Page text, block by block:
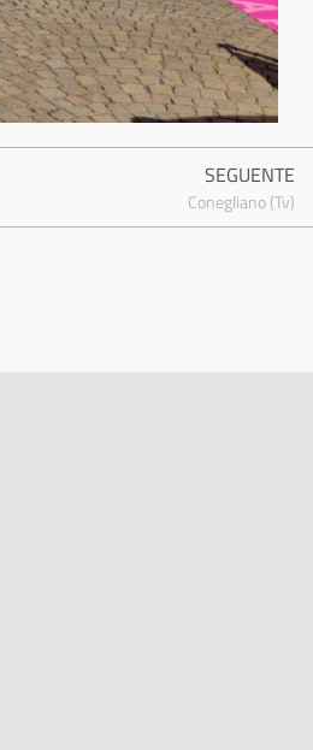
SEGUENTE
Conegliano (Tv)